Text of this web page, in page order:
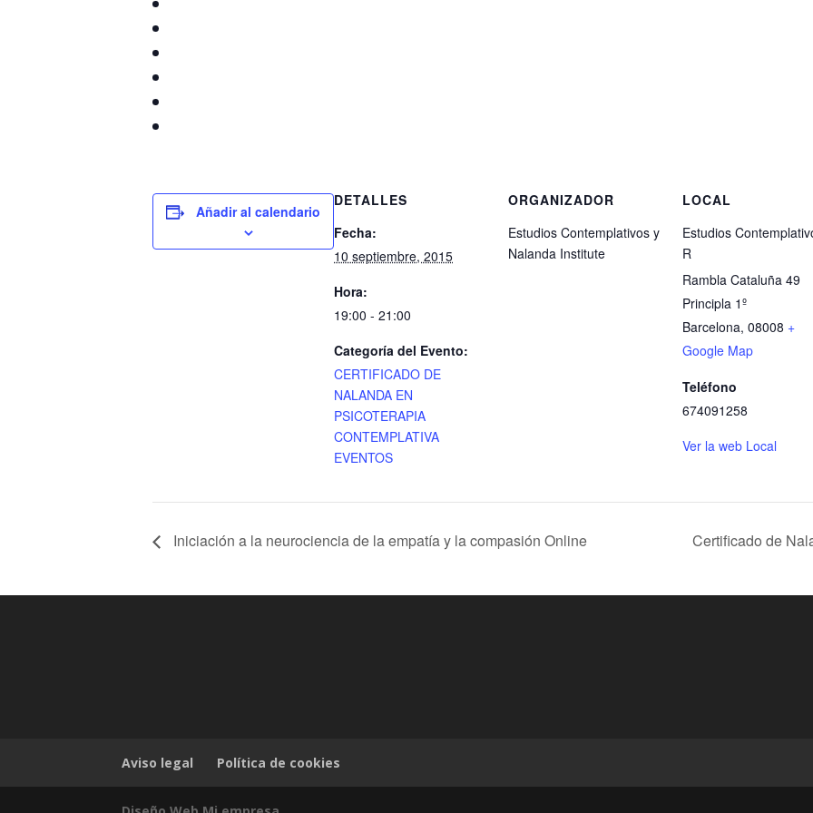
Añadir al calendario
DETALLES
Fecha:
10 septiembre, 2015
Hora:
19:00 - 21:00
Categoría del Evento:
CERTIFICADO DE
NALANDA EN
PSICOTERAPIA
CONTEMPLATIVA
EVENTOS
ORGANIZADOR
Estudios Contemplativos y
Nalanda Institute
LOCAL
Estudios
R
Rambla Cataluña 49
Principla 1º
Barcelona, 08008 +
Google Map
Teléfono
674091258
Ver la web Local
Iniciación a la neurociencia de la empatía y la compasión Online Certificado de
Aviso legal Política de cookies